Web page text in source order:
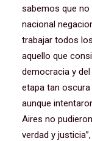
sabemos que no
nacional
trabajar todos
aquello que
democracia y del
etapa tan
aunque
Aires no
verdad y